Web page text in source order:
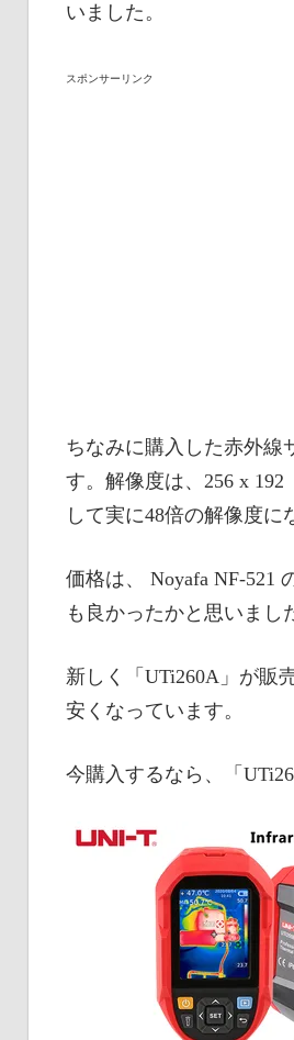
いました。
スポンサーリンク
ちなみに購入した赤外線
す。解像度は、256 x 192
して実に48倍の解像度に
価格は、 Noyafa NF-521
も良かったかと思いまし
新しく「UTi260A」が販
安くなっています。
今購入するなら、「